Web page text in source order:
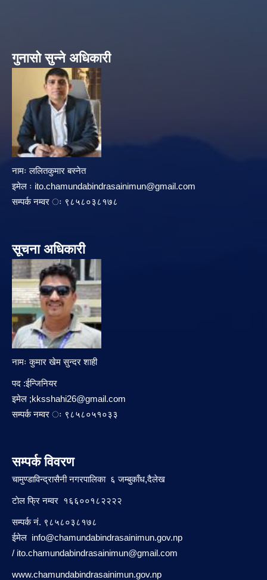
गुनासो सुन्ने अधिकारी
नामः ललितकुमार बस्नेत
इमेल ः ito.chamundabindrasainimun@gmail.com
सम्पर्क नम्वर ः ९८५८०३८१७८
सूचना अधिकारी
नामः कुमार खेम सुन्दर शाही
पद :ईन्जिनियर
इमेल ;kksshahi26@gmail.com
सम्पर्क नम्वर ः ९८५८०५१०३३
सम्पर्क विवरण
चामुण्डाविन्द्रासैनी नगरपालिका ६ जम्बुकाँध,दैलेख
टाेल फ्रि नम्वर १६६००१८२२२२
सम्पर्क नं. ९८५८०३८१७८
ईमेल info@chamundabindrasainimun.gov.np
/ ito.chamundabindrasainimun@gmail.com
www.chamundabindrasainimun.gov.np